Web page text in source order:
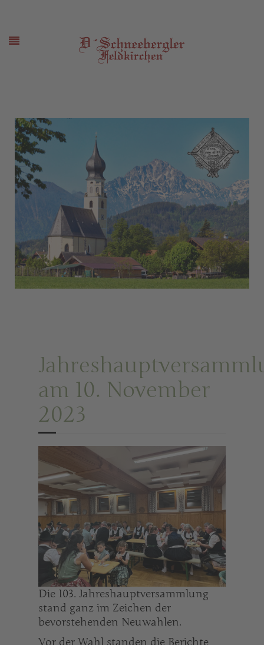
am 10. November
2023
Die 103. Jahreshauptversammlung
stand ganz im Zeichen der
bevorstehenden Neuwahlen.
Vor der Wahl standen die Berichte